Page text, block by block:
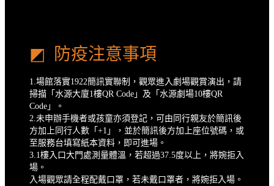
◩ 防疫注意事項
1.場館落實1922簡訊實聯制，觀眾進入劇場觀賞演出，請
掃描「水源大廈1樓QR Code」及「水源劇場10樓QR
Code」。
2.未申辦手機者或孩童亦須登記，可由同行親友於簡訊後
方加上同行人數「+1」，並於簡訊後方加上座位號碼，或
至服務台填寫紙本資料，即可進場。
3.1樓入口大門處測量體溫，若超過37.5度以上，將婉拒入
場。
入場觀眾請全程配戴口罩，若未戴口罩者，將婉拒入場。